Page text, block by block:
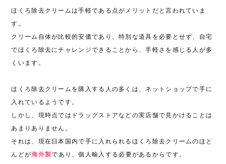
ほくろ除去クリームは手軽である点がメリットだと言われていま
す。
クリーム自体が比較的安価であり、特別な道具を必要とせず、自宅
でほくろ除去にチャレンジできることから、手軽さを感じる人が多
くいます。
ほくろ除去クリームを購入する人の多くは、ネットショップで手に
入れているようです。
しかし、現時点ではドラッグストアなどの実店舗で見かけることは
あまりありません。
それは、現在日本国内で手に入れられるほくろ除去クリームのほと
んどが海外製であり、個人輸入する必要があるからです。